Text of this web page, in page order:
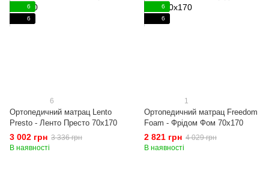
6
6
6
Ортопедичний матрац Lento
Presto - Ленто Престо 70x170
3 002 грн 3 336 грн
В наявності
6
6
1
Ортопедичний матрац Freedom
Foam - Фрідом Фом 70x170
2 821 грн 4 029 грн
В наявності